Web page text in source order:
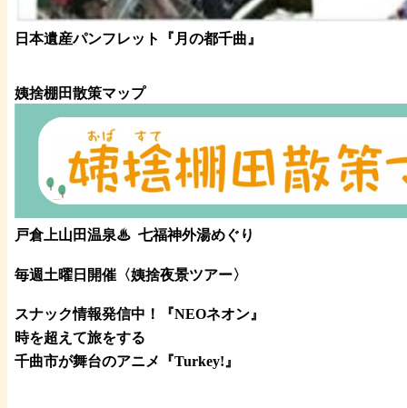
日本遺産パンフレット 『月の都千曲 』
姨捨棚田散策マップ
戸倉上山田温泉♨ 七福神外湯めぐり
毎週土曜日開催〈姨捨夜景ツアー〉
スナック情報発信中！『NEOネオン』
時を超えて旅をする
千曲市が舞台のアニメ『Turkey!』